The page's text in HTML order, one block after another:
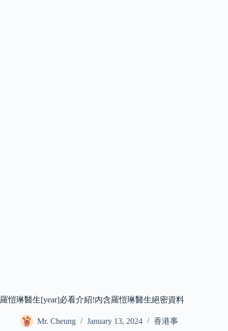
羅愷琳醫生[year]必看介紹!內含羅愷琳醫生絕密資料
Mr. Cheung January 13, 2024 香港事